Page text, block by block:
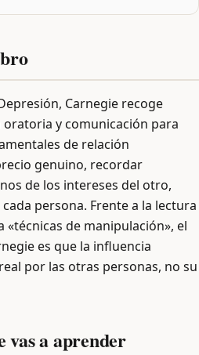
Carnegie recoge
oratoria y comunicación para
de relación
genuino, recordar
de los intereses del otro,
persona. Frente a la lectura
de manipulación», el
es que la influencia
por las otras personas, no su
vas a aprender